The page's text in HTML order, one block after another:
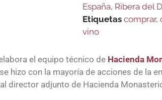
España, Ribera del
Etiquetas comprar,
vino
el equipo técnico de Hacienda
se hizo con la mayoría de acciones de la
director adjunto de Hacienda